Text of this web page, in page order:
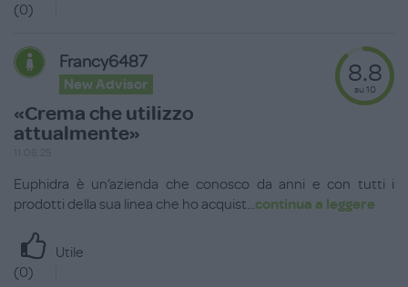
(0)
Francy6487
New Advisor
«Crema che utilizzo
attualmente»
8.8
su 10
Euphidra è un’azienda che conosco da anni e con tutti i
prodotti della sua linea che ho acquist...continua a leggere
Utile
(0)